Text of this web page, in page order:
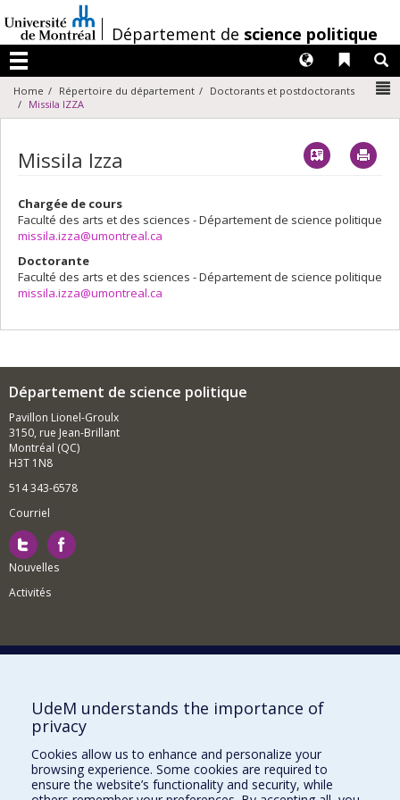
au
contenu
/Département de science politique
Menu
Liens
Langues
Home Répertoire du département
Doctorants et postdoctorants
Missila IZZA
Missila Izza Vcard
Chargée de cours
Faculté des arts et des sciences - Département de science politique
missila.izza@umontreal.ca
Doctorante
Faculté des arts et des sciences - Département de science politique
missila.izza@umontreal.ca
Département de science politique
Pavillon Lionel-Groulx
3150, rue Jean-Brillant
Montréal (QC)
H3T 1N8
514 343-6578
Courriel
Nouvelles
Activités
Comment soutenir le Département?
BESOIN D'AIDE?
Plan du site
Signaler une erreur
UdeM understands the importance of
privacy
Cookies allow us to enhance and personalize your
browsing experience. Some cookies are required to
ensure the website’s functionality and security, while